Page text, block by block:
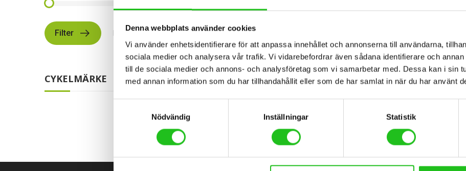
Denna webbplats använder cookies
Vi använder enhetsidentifierare för att anpassa innehållet och annonserna till användarna,
sociala medier och analysera vår trafik. Vi vidarebefordrar även sådana identifierare och
till de sociala medier och annons- och analysföretag som vi samarbetar med. Dessa kan i sin
med annan information som du har tillhandahållit eller som de har samlat in när du har använt
Nödvändig
Inställningar Statistik
Filter Pris:799 kr— 2 299 kr
CYKELMÄRKE
Cykeltillbehör
SRAM GX XG-1275 10-50t 12s kassett
2 299,00kr
SRAM NX PG-1230 11-50
1 199,00kr